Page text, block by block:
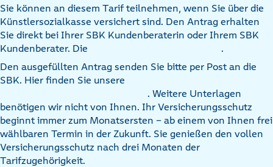
Sie können an diesem Tarif teilnehmen, wenn Sie über die
Künstlersozialkasse versichert sind. Den Antrag erhalten
Sie direkt bei Ihrer SBK Kundenberaterin oder Ihrem SBK
Kundenberater. Die
.
Den ausgefüllten Antrag senden Sie bitte per Post an die
SBK. Hier finden Sie unsere
. Weitere Unterlagen
benötigen wir nicht von Ihnen. Ihr Versicherungsschutz
beginnt immer zum Monatsersten – ab einem von Ihnen frei
wählbaren Termin in der Zukunft. Sie genießen den vollen
Versicherungsschutz nach drei Monaten der
Tarifzugehörigkeit.